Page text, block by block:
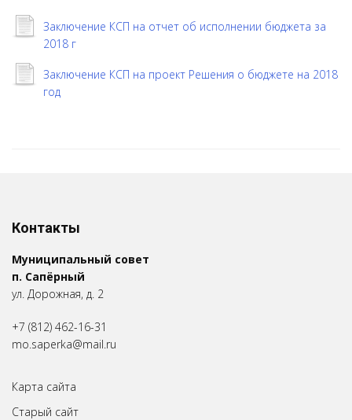
Заключение КСП на отчет об исполнении бюджета за
2018 г
Заключение КСП на проект Решения о бюджете на 2018
год
Контакты
Муниципальный совет
п. Сапёрный
ул. Дорожная, д. 2
+7 (812) 462-16-31
mo.saperka@mail.ru
Карта сайта
Старый сайт